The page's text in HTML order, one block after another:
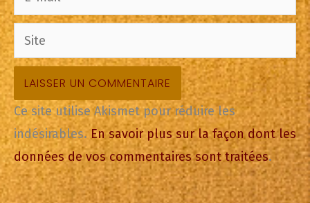
mail*
Site
Ce site utilise Akismet pour réduire les
indésirables.En savoir plus sur la façon dont les
données de vos commentaires sont traitées.